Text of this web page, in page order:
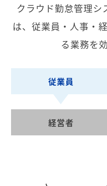
クラウド勤怠管理シ
は、従業員・人事・
る業務を
従業員
経営者